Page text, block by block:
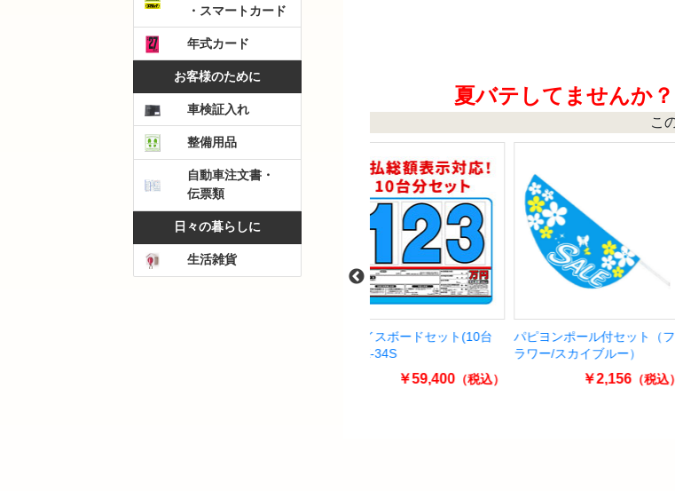
・スマートカード
年式カード
お客様のために
車検証入れ
整備用品
自動車注文書・
伝票類
日々の暮らしに
生活雑貨
夏バテしてませんか
こ
パピヨンポール付セット（フ
ラワー/スカイブルー）
￥2,156（税込）
ディーラーサイズ
車検証入 20枚
￥5,720